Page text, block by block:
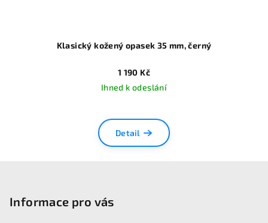
Klasický kožený opasek 35 mm, černý
1 190 Kč
Ihned k odeslání
Detail
Informace pro vás